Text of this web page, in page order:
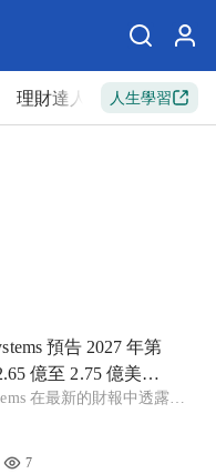
理財達人 新手入門
人生學習
年第二季銷售將達
預告 2027 年第
億至 2.75 億美
務預計翻倍成長！
在最新的財報中透露，
中心業務將超過前一年雙
7